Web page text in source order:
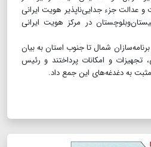
و عدالت جزء جدایی‌ناپذیر هویت ایرانی
در مرکز هویت ایرانی
شمال تا جنوب استان به بیان
تجهیزات و امکانات پرداختند و رئیس
به دغدغه‌های این جمع داد.